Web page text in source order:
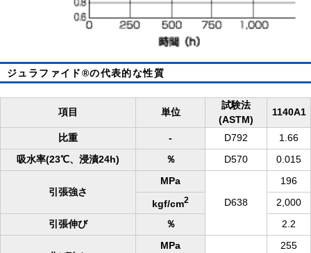
ジュラファイド®の代表的な性質
項目 単位
試験法
(ASTM)
1140A1
比重 - D792
1.66
吸水率(23℃、浸漬24h)
％ D570 0.015
引張強さ
MPa
D638
196
kgf/cm2
2,000
引張伸び
％ 2.2
MPa 255